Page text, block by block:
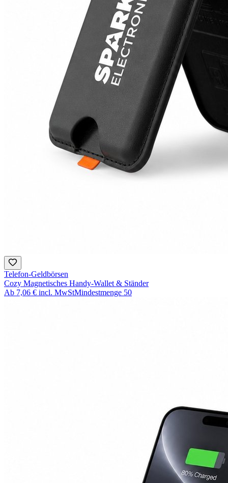
Telefon-Geldbörsen
Cozy Magnetisches Handy-Wallet & Ständer
Ab 7,06 € incl. MwStMindestmenge 50